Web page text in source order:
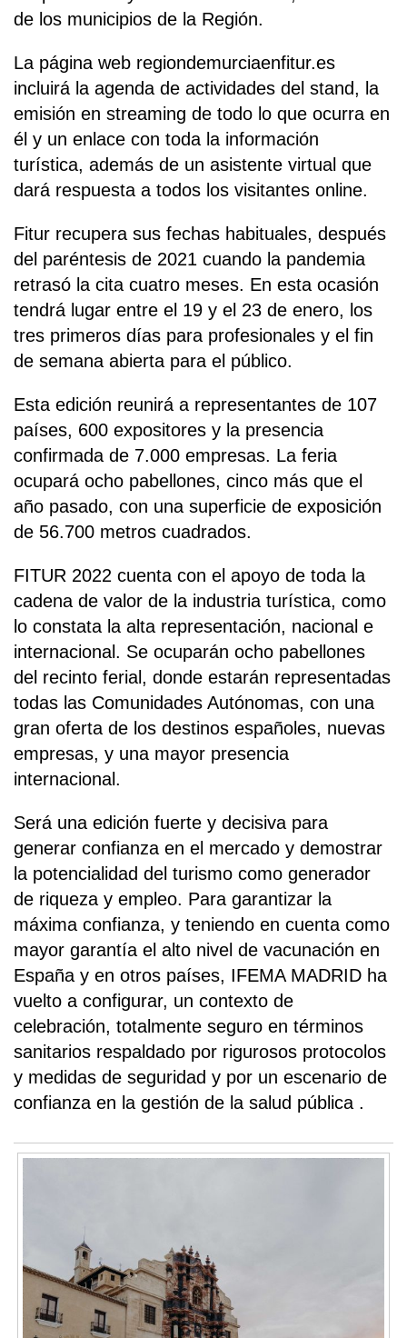
de los municipios de la Región.
La página web regiondemurciaenfitur.es
incluirá la agenda de actividades del stand, la
emisión en streaming de todo lo que ocurra en
él y un enlace con toda la información
turística, además de un asistente virtual que
dará respuesta a todos los visitantes online.
Fitur recupera sus fechas habituales, después
del paréntesis de 2021 cuando la pandemia
retrasó la cita cuatro meses. En esta ocasión
tendrá lugar entre el 19 y el 23 de enero, los
tres primeros días para profesionales y el fin
de semana abierta para el público.
Esta edición reunirá a representantes de 107
países, 600 expositores y la presencia
confirmada de 7.000 empresas. La feria
ocupará ocho pabellones, cinco más que el
año pasado, con una superficie de exposición
de 56.700 metros cuadrados.
FITUR 2022 cuenta con el apoyo de toda la
cadena de valor de la industria turística, como
lo constata la alta representación, nacional e
internacional. Se ocuparán ocho pabellones
del recinto ferial, donde estarán representadas
todas las Comunidades Autónomas, con una
gran oferta de los destinos españoles, nuevas
empresas, y una mayor presencia
internacional.
Será una edición fuerte y decisiva para
generar confianza en el mercado y demostrar
la potencialidad del turismo como generador
de riqueza y empleo. Para garantizar la
máxima confianza, y teniendo en cuenta como
mayor garantía el alto nivel de vacunación en
España y en otros países, IFEMA MADRID ha
vuelto a configurar, un contexto de
celebración, totalmente seguro en términos
sanitarios respaldado por rigurosos protocolos
y medidas de seguridad y por un escenario de
confianza en la gestión de la salud pública .